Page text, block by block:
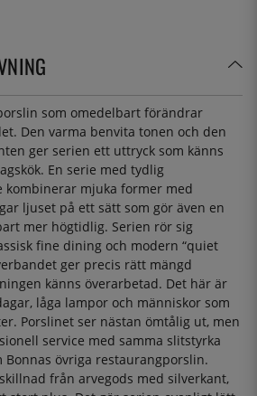
som omedelbart förändrar
Den varma benvita tonen och den
ger serien ett uttryck som känns
En serie med tydlig
kombinerar mjuka former med
ljuset på ett sätt som gör även en
mer högtidlig. Serien rör sig
fine dining och modern “quiet
ger precis rätt mängd
känns överarbetad. Det här är
låga lampor och människor som
Porslinet ser nästan ömtålig ut, men
service med samma slitstyrka
övriga restaurangporslin.
från arvegods med silverkant,